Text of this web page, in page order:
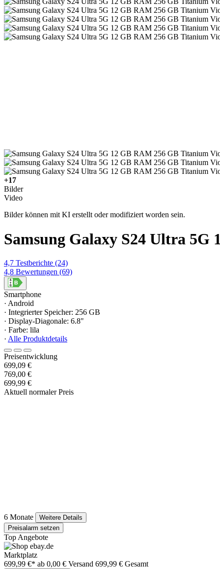
+17
Bilder
Video
Bilder können mit KI erstellt oder modifiziert worden sein.
Samsung Galaxy S24 Ultra
4,7 Testberichte (24)
4,8 Bewertungen (69)
Smartphone
· Android
· Integrierter Speicher: 256 GB
· Display-Diagonale: 6.8"
· Farbe: lila
· Alle Produktdetails
Preisentwicklung
699,09 €
769,00 €
699,99 €
Aktuell normaler Preis
6 Monate
Weitere Details
Preisalarm setzen
Top Angebote
Marktplatz
699,99 €* ab 0,00 € Versand 699,99 € Gesamt